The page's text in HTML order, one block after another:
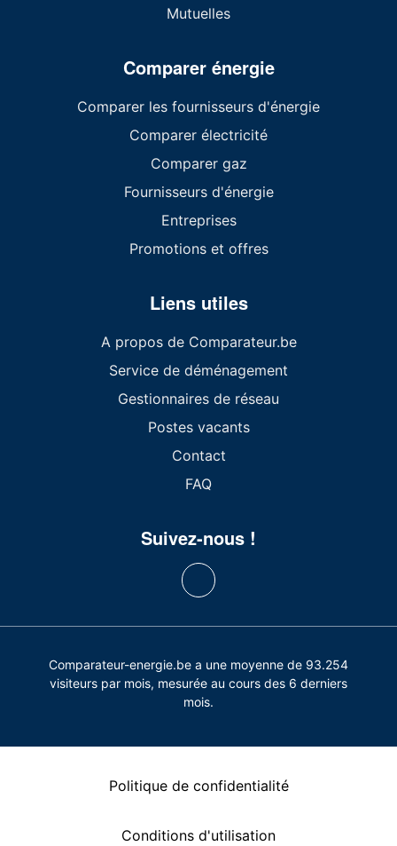
Mutuelles
Comparer énergie
Comparer les fournisseurs d'énergie
Comparer électricité
Comparer gaz
Fournisseurs d'énergie
Entreprises
Promotions et offres
Liens utiles
A propos de Comparateur.be
Service de déménagement
Gestionnaires de réseau
Postes vacants
Contact
FAQ
Suivez-nous !
Comparateur-energie.be a une moyenne de 93.254
visiteurs par mois, mesurée au cours des 6 derniers
mois.
Politique de confidentialité
Conditions d'utilisation